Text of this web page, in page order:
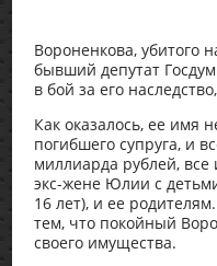
Вороненкова, убитого
бывший депутат
в бой за его
Как оказалось, ее имя
погибшего супруга, и
миллиарда рублей,
экс-жене Юлии с
16 лет), и ее
тем, что покойный
своего имущества.